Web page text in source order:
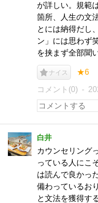
が詳しい。規範
箇所、人生の文
とには納得だし
ン」には思わず
を挟まず全部聞
ナイス ★6
コメント(0)
白井
カウンセリング
っている人にこ
は読んで良かっ
備わっているお
と文法を獲得す